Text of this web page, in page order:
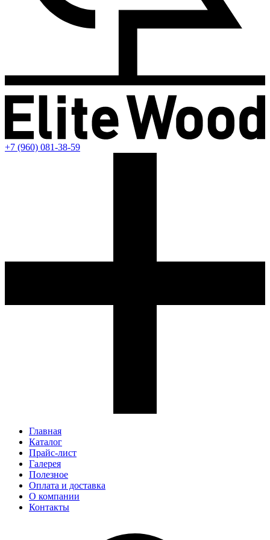
+7 (960) 081-38-59
Главная
Каталог
Прайс-лист
Галерея
Полезное
Оплата и доставка
О компании
Контакты